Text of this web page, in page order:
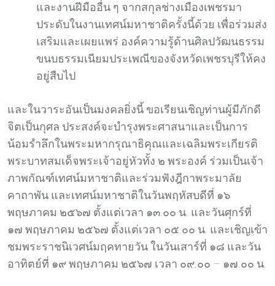
และงานฝีมืออื่น ๆ จากสกุลช่างเมืองเพชรมา
ประดับในงานเทศน์มหาชาติครั้งนี้ด้วย เพื่อร่วมส่ง
เสริมและเผยแพร่ องค์ความรู้ด้านศิลปวัฒนธรรม
ขนบธรรมเนียมประเพณีของจังหวัดเพชรบุรีให้คง
อยู่สืบไป
และในวาระอันเป็นมงคลยิ่งนี้ ขอเรียนเชิญท่านผู้มีภักดี
จิตเป็นกุศล ประสงค์จะบำรุงพระศาสนาและเป็นการ
น้อมรำลึกในพระมหากรุณาธิคุณและเฉลิมพระเกียรติ
พระบาทสมเด็จพระเจ้าอยู่หัวทั้ง ๒ พระองค์ ร่วมเป็นเจ้า
ภาพกัณฑ์เทศน์มหาชาติและร่วมฟังฎีกาพระมาลัย
คาถาพัน และเทศน์มหาชาติในวันพฤหัสบดีที่ ๑๖
พฤษภาคม ๒๕๖๗ ตั้งแต่เวลา ๑๓.๐๐ น. และวันศุกร์ที่
๑๗ พฤษภาคม ๒๕๖๗ ตั้งแต่เวลา ๐๕.๐๐ น. และเชิญเข้า
ชมพระราชนิเวศน์มฤคทายวัน ในวันเสาร์ที่ ๑๘ และวัน
อาทิตย์ที่ ๑๙ พฤษภาคม ๒๕๖๗ เวลา ๐๙.๐๐ – ๑๗.๐๐ น.